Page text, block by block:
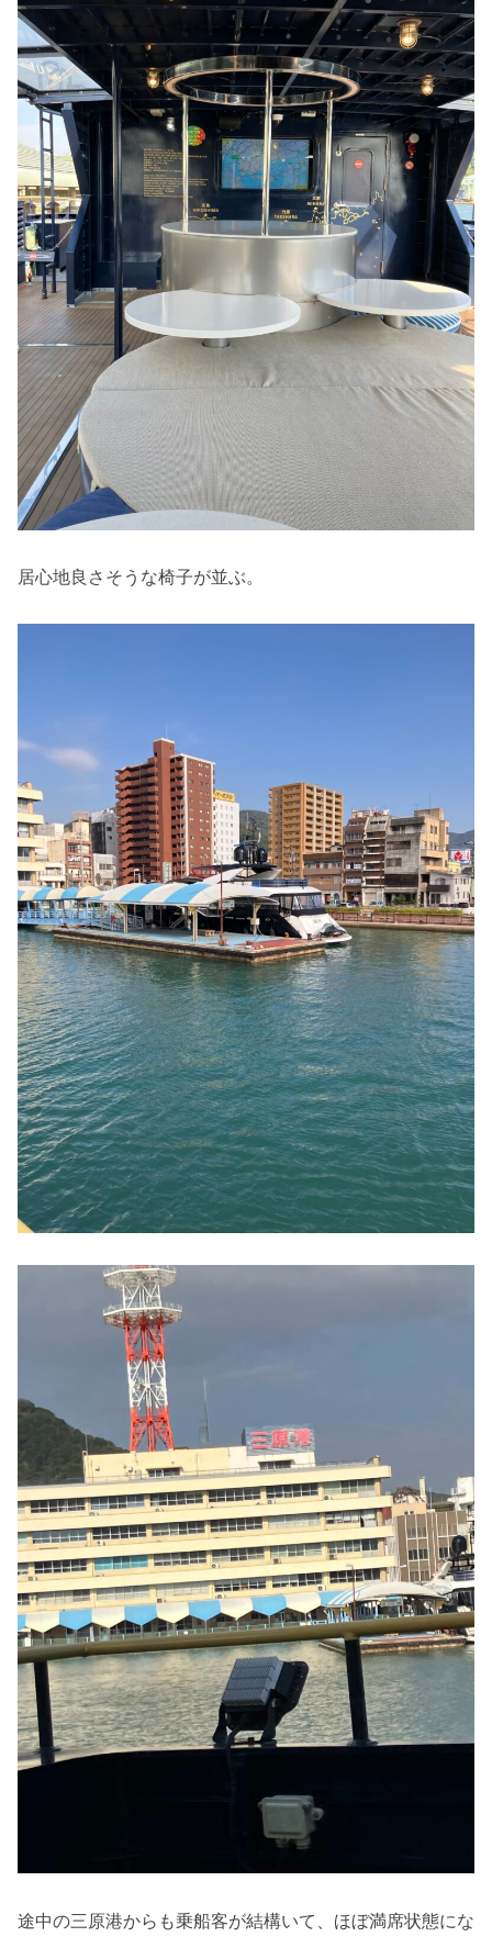
居心地良さそうな椅子が並ぶ。
途中の三原港からも乗船客が結構いて、ほぼ満席状態にな